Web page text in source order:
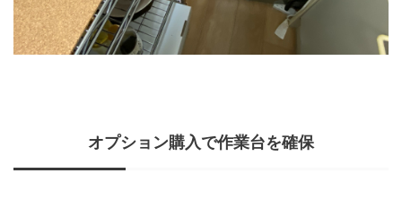
オプション購入で作業台を確保